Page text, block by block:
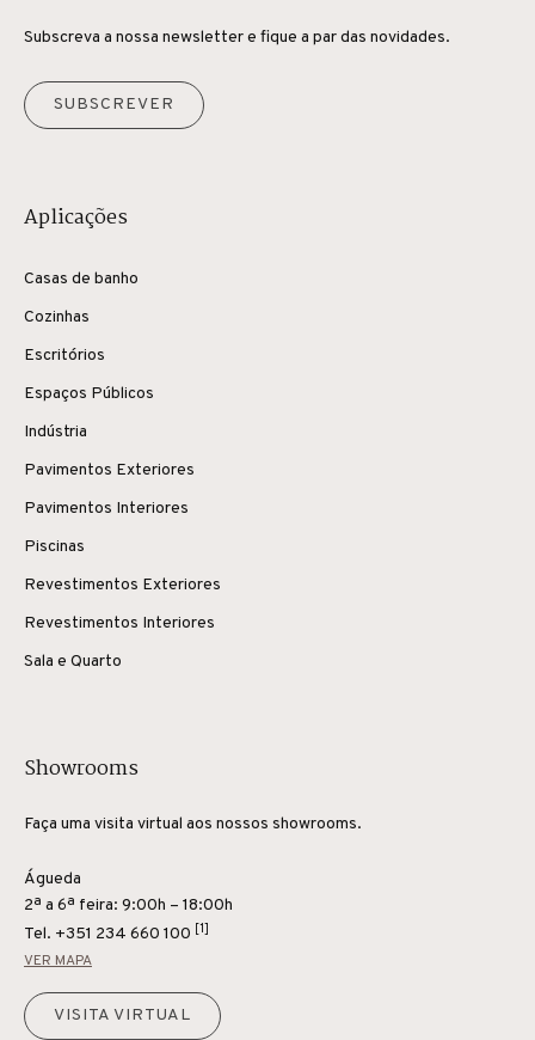
Subscreva a nossa newsletter e fique a par das novidades.
SUBSCREVER
Aplicações
Casas de banho
Cozinhas
Escritórios
Espaços Públicos
Indústria
Pavimentos Exteriores
Pavimentos Interiores
Piscinas
Revestimentos Exteriores
Revestimentos Interiores
Sala e Quarto
Showrooms
Faça uma visita virtual aos nossos showrooms.
Águeda
2ª a 6ª feira: 9:00h – 18:00h
Tel. +351 234 660 100 [1]
VER MAPA
VISITA VIRTUAL